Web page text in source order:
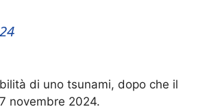
di uno tsunami, dopo che il
novembre 2024.